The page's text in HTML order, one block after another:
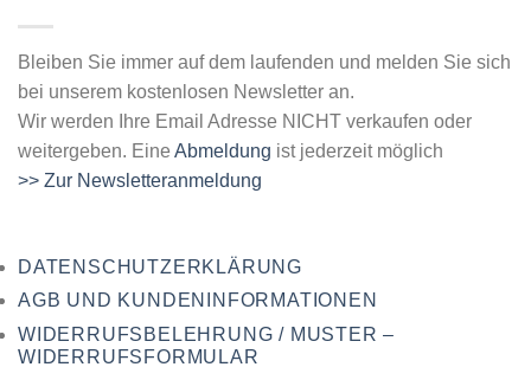
Bleiben Sie immer auf dem laufenden und melden Sie sich
bei unserem kostenlosen Newsletter an.
Wir werden Ihre Email Adresse NICHT verkaufen oder
weitergeben. Eine Abmeldung ist jederzeit möglich
>> Zur Newsletteranmeldung
DATENSCHUTZERKLÄRUNG
AGB UND KUNDENINFORMATIONEN
WIDERRUFSBELEHRUNG / MUSTER –
WIDERRUFSFORMULAR